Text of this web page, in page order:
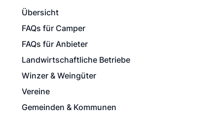
Übersicht
FAQs für Camper
FAQs für Anbieter
Landwirtschaftliche Betriebe
Winzer & Weingüter
Vereine
Gemeinden & Kommunen